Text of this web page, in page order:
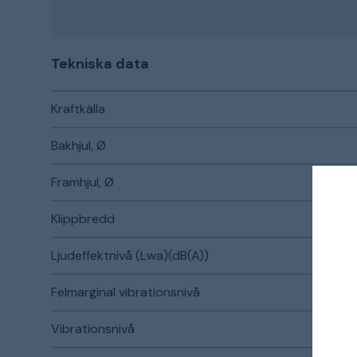
Tekniska data
Kraftkälla
Bakhjul, Ø
Framhjul, Ø
Klippbredd
Ljudeffektnivå (Lwa)(dB(A))
Felmarginal vibrationsnivå
Vibrationsnivå